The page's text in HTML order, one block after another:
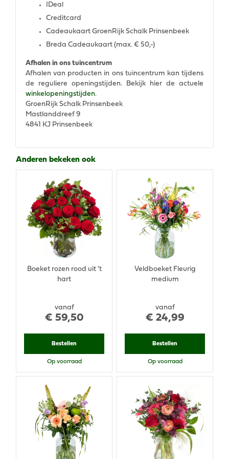
IDeal
Creditcard
Cadeaukaart GroenRijk Schalk Prinsenbeek
Breda Cadeaukaart (max. € 50,-)
Afhalen in ons tuincentrum
Afhalen van producten in ons tuincentrum kan tijdens
de reguliere openingstijden. Bekijk hier de actuele
winkelopeningstijden.
GroenRijk Schalk Prinsenbeek
Mastlanddreef 9
4841 KJ Prinsenbeek
Anderen bekeken ook
vanaf
€ 59,50
Boeket rozen rood uit 't
hart
Bestellen
Op voorraad
vanaf
€ 24,99
Veldboeket Fleurig
medium
Bestellen
Op voorraad